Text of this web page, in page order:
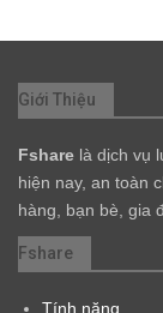
Giới Thiệu
Fshare là dịch vụ
hiện nay, an toàn
hàng, bạn bè, gia
Fshare
Tính năng